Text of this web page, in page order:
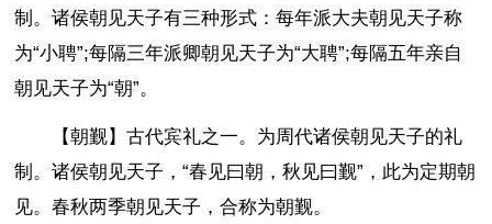
制。诸侯朝见天子有三种形式：每年派大夫朝见天子称
为“小聘”;每隔三年派卿朝见天子为“大聘”;每隔五年亲自
朝见天子为“朝”。
【朝觐】古代宾礼之一。为周代诸侯朝见天子的礼
制。诸侯朝见天子，“春见曰朝，秋见曰觐”，此为定期朝
见。春秋两季朝见天子，合称为朝觐。